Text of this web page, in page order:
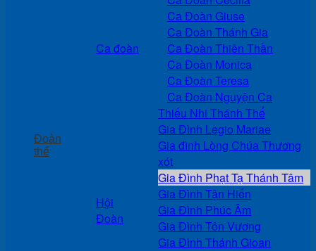
Đoàn
thể
Ca đoàn
Ca Đoàn Giuse
Ca Đoàn Thánh Gia
Ca Đoàn Thiên Thần
Ca Đoàn Monica
Ca Đoàn Teresa
Ca Đoàn Nguyện Ca
Hội
Đoàn
Thiếu Nhi Thánh Thể
Gia Đình Legio Mariae
Gia đình Lòng Chúa Thương
xót
Gia Đình Phạt Tạ Thánh Tâm
Gia Đình Tận Hiến
Gia Đình Phúc Âm
Gia Đình Tôn Vương
Gia Đình Thánh Gioan